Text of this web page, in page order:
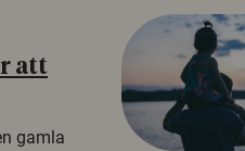
att
gamla